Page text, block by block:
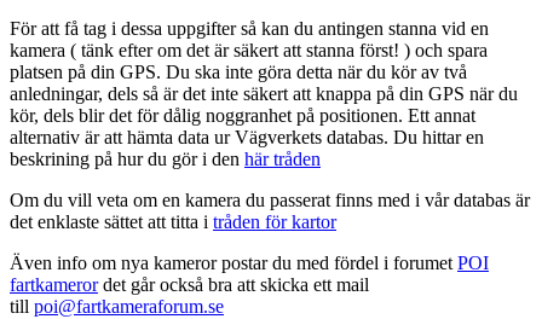
För att få tag i dessa uppgifter så kan du antingen stanna vid en
kamera ( tänk efter om det är säkert att stanna först! ) och spara
platsen på din GPS. Du ska inte göra detta när du kör av två
anledningar, dels så är det inte säkert att knappa på din GPS när du
kör, dels blir det för dålig noggranhet på positionen. Ett annat
alternativ är att hämta data ur Vägverkets databas. Du hittar en
beskrining på hur du gör i den här tråden
Om du vill veta om en kamera du passerat finns med i vår databas är
det enklaste sättet att titta i tråden för kartor
Även info om nya kameror postar du med fördel i forumetPOI
fartkamerordet går också bra att skicka ett mail
till poi@fartkameraforum.se